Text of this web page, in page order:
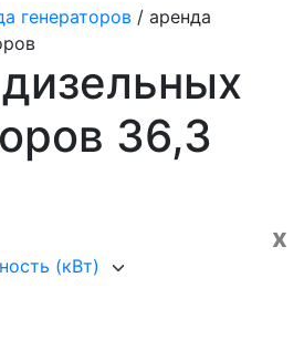
генераторов / аренда
36,3
x
(кВт)